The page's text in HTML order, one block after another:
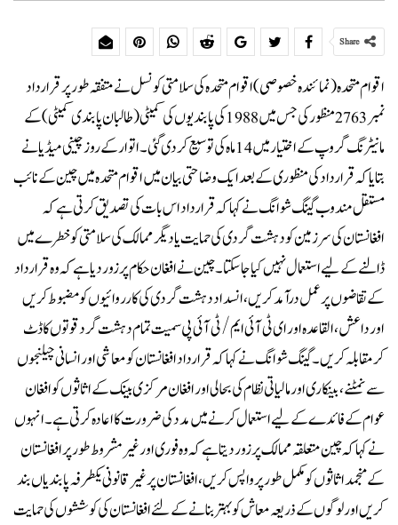
Share
اقوام متحدہ (نمائندہ خصوصی) اقوام متحدہ کی سلامتی کونسل نے متفقہ طور پر قرارداد
نمبر 2763 منظور کی جس میں 1988 کی پابندیوں کی کمیٹی (طالبان پابندی کمیٹی) کے
مانیٹرنگ گروپ کے اختیار میں 14 ماہ کی توسیع کردی گئی۔اتوار کے روز چینی میڈ یا نے
بتا یا کہ قرارداد کی منظوری کے بعد ایک وضاحتی بیان میں اقوام متحدہ میں چین کے نائب
مستقل مندوب گینگ شوانگ نے کہا کہ قرارداد اس بات کی تصدیق کرتی ہے کہ
افغانستان کی سرزمین کو دہشت گردی کی حمایت یا دیگر ممالک کی سلامتی کو خطرے میں
ڈالنے کے لیے استعمال نہیں کیا جا سکتا۔ چین نے افغان حکام پر زور دیا ہے کہ وہ قرارداد
کے تقاضوں پر عمل درآمد کریں، انسداد دہشت گردی کی کارروائیوں کو مضبوط کریں
اور داعش، القاعدہ اور ای ٹی آئی ایم/ ٹی آئی پی سمیت تمام دہشت گرد قوتوں کا ڈٹ
کر مقابلہ کریں۔ گینگ شوانگ نے کہا کہ قرارداد افغانستان کو معاشی اور انسانی چیلنجوں
سے نمٹنے، بینکاری اور مالیاتی نظام کی بحالی اور افغان مرکزی بینک کے اثاثوں کو افغان
عوام کے فائدے کے لیے استعمال کرنے میں مدد کی ضرورت کا اعادہ کرتی ہے۔انہوں
نے کہا کہ چین متعلقہ ممالک پر زور دیتا ہے کہ وہ فوری اور غیر مشروط طور پر افغانستان
کے منجمد اثاثوں کو مکمل طور پر واپس کریں، افغانستان پر غیر قانونی یکطرفہ پابندیاں بند
کریں اور لوگوں کے ذریعہ معاش کو بہتر بنانے کے لئے افغانستان کی کوششوں کی حمایت